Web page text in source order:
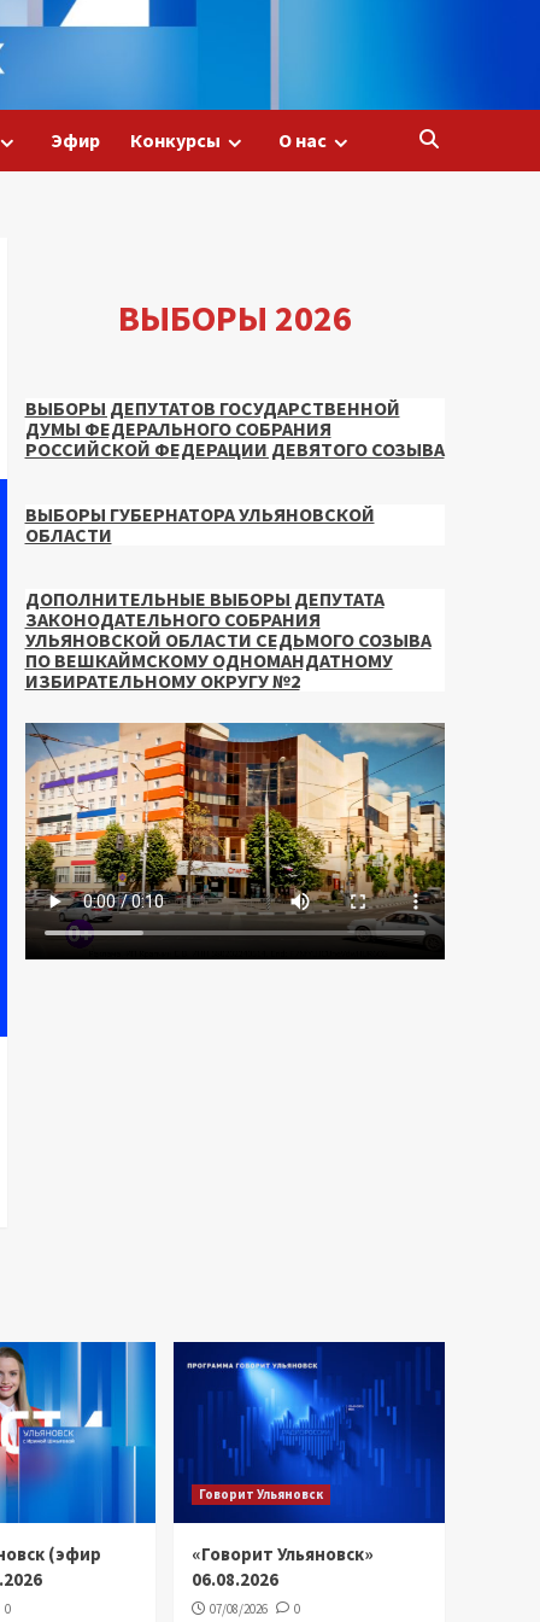
Эфир Конкурсы О нас
ВЫБОРЫ 2026
ВЫБОРЫ ДЕПУТАТОВ ГОСУДАРСТВЕННОЙ
ДУМЫ ФЕДЕРАЛЬНОГО СОБРАНИЯ
РОССИЙСКОЙ ФЕДЕРАЦИИ ДЕВЯТОГО СОЗЫВА
ВЫБОРЫ ГУБЕРНАТОРА УЛЬЯНОВСКОЙ
ОБЛАСТИ
ДОПОЛНИТЕЛЬНЫЕ ВЫБОРЫ ДЕПУТАТА
ЗАКОНОДАТЕЛЬНОГО СОБРАНИЯ
УЛЬЯНОВСКОЙ ОБЛАСТИ СЕДЬМОГО СОЗЫВА
ПО ВЕШКАЙМСКОМУ ОДНОМАНДАТНОМУ
ИЗБИРАТЕЛЬНОМУ ОКРУГУ №2
(эфир
0
Говорит Ульяновск
«Говорит Ульяновск»
06.08.2026
07/08/2026 0